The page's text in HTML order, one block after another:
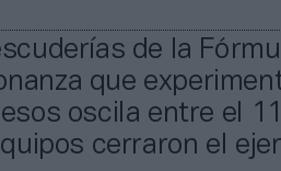
de la
que
oscila entre el
cerraron el